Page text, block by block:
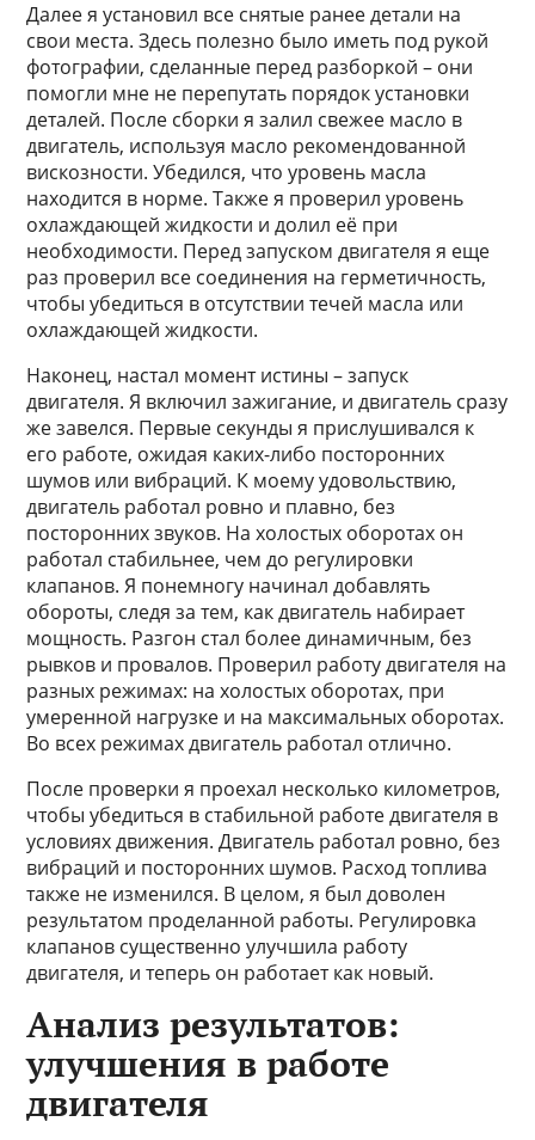
Далее я установил все снятые ранее детали на
свои места. Здесь полезно было иметь под рукой
фотографии, сделанные перед разборкой – они
помогли мне не перепутать порядок установки
деталей. После сборки я залил свежее масло в
двигатель, используя масло рекомендованной
вискозности. Убедился, что уровень масла
находится в норме. Также я проверил уровень
охлаждающей жидкости и долил её при
необходимости. Перед запуском двигателя я еще
раз проверил все соединения на герметичность,
чтобы убедиться в отсутствии течей масла или
охлаждающей жидкости.
Наконец, настал момент истины – запуск
двигателя. Я включил зажигание, и двигатель сразу
же завелся. Первые секунды я прислушивался к
его работе, ожидая каких-либо посторонних
шумов или вибраций. К моему удовольствию,
двигатель работал ровно и плавно, без
посторонних звуков. На холостых оборотах он
работал стабильнее, чем до регулировки
клапанов. Я понемногу начинал добавлять
обороты, следя за тем, как двигатель набирает
мощность. Разгон стал более динамичным, без
рывков и провалов. Проверил работу двигателя на
разных режимах: на холостых оборотах, при
умеренной нагрузке и на максимальных оборотах.
Во всех режимах двигатель работал отлично.
После проверки я проехал несколько километров,
чтобы убедиться в стабильной работе двигателя в
условиях движения. Двигатель работал ровно, без
вибраций и посторонних шумов. Расход топлива
также не изменился. В целом, я был доволен
результатом проделанной работы. Регулировка
клапанов существенно улучшила работу
двигателя, и теперь он работает как новый.
Анализ результатов:
улучшения в работе
двигателя